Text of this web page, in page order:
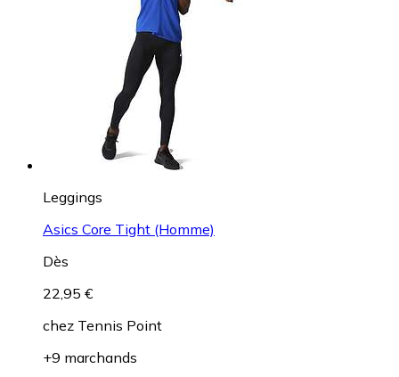
Leggings
Asics Core Tight (Homme)
Dès
22,95 €
chez Tennis Point
+9 marchands